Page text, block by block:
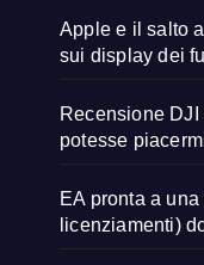
Apple e il salto
sui display dei
Recensione
potesse
EA pronta a
licenziamenti)